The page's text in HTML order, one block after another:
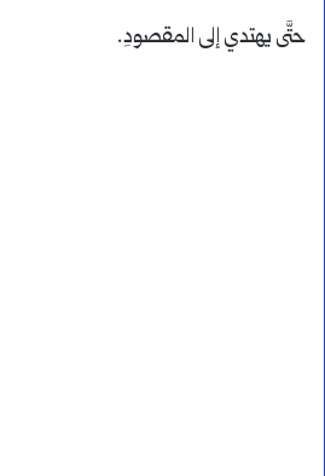
حتَّى يهتدي إلى المقصودِ.